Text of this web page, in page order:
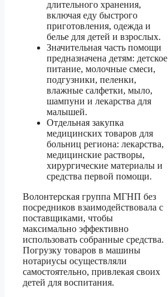
длительного хранения,
включая еду быстрого
приготовления, одежда и
белье для детей и взрослых.
Значительная часть помощи
предназначена детям: детское
питание, молочные смеси,
подгузники, пеленки,
влажные салфетки, мыло,
шампуни и лекарства для
малышей.
Отдельная закупка
медицинских товаров для
больниц региона: лекарства,
медицинские растворы,
хирургические материалы и
средства первой помощи.
Волонтерская группа МГНП без
посредников взаимодействовала с
поставщиками, чтобы
максимально эффективно
использовать собранные средства.
Погрузку товаров в машины
нотариусы осуществляли
самостоятельно, привлекая своих
детей для воспитания.